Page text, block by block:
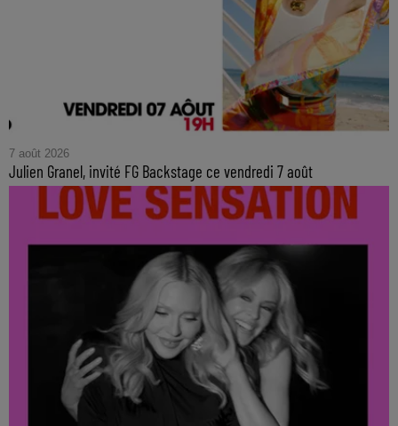
7 août 2026
Julien Granel, invité FG Backstage ce vendredi 7 août